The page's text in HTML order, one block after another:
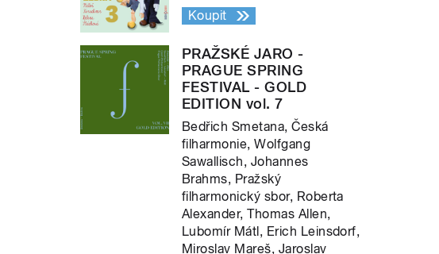
Koupit
PRAŽSKÉ JARO -
PRAGUE SPRING
FESTIVAL - GOLD
EDITION vol. 7
Bedřich Smetana, Česká
filharmonie, Wolfgang
Sawallisch, Johannes
Brahms, Pražský
filharmonický sbor, Roberta
Alexander, Thomas Allen,
Lubomír Mátl, Erich Leinsdorf,
Miroslav Mareš, Jaroslav